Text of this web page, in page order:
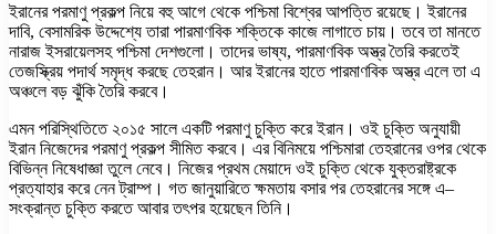
ইরানের পরমাণু প্রকল্প নিয়ে বহু আগে থেকে পশ্চিমা বিশ্বের আপত্তি রয়েছে। ইরানের
দাবি, বেসামরিক উদ্দেশ্যে তারা পারমাণবিক শক্তিকে কাজে লাগাতে চায়। তবে তা মানতে
নারাজ ইসরায়েলসহ পশ্চিমা দেশগুলো। তাদের ভাষ্য, পারমাণবিক অস্ত্র তৈরি করতেই
তেজস্ক্রিয় পদার্থ সমৃদ্ধ করছে তেহরান। আর ইরানের হাতে পারমাণবিক অস্ত্র এলে তা এ
অঞ্চলে বড় ঝুঁকি তৈরি করবে।
এমন পরিস্থিতিতে ২০১৫ সালে একটি পরমাণু চুক্তি করে ইরান। ওই চুক্তি অনুযায়ী
ইরান নিজেদের পরমাণু প্রকল্প সীমিত করবে। এর বিনিময়ে পশ্চিমারা তেহরানের ওপর থেকে
বিভিন্ন নিষেধাজ্ঞা তুলে নেবে। নিজের প্রথম মেয়াদে ওই চুক্তি থেকে যুক্তরাষ্ট্রকে
প্রত্যাহার করে নেন ট্রাম্প। গত জানুয়ারিতে ক্ষমতায় বসার পর তেহরানের সঙ্গে এ–
সংক্রান্ত চুক্তি করতে আবার তৎপর হয়েছেন তিনি।